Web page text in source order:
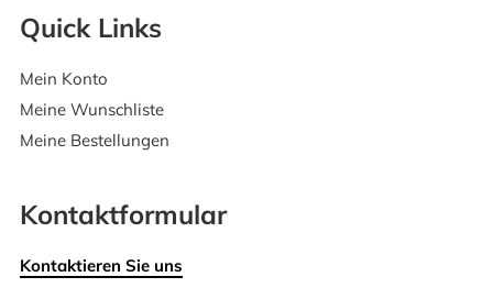
Quick Links
Mein Konto
Meine Wunschliste
Meine Bestellungen
Kontaktformular
Kontaktieren Sie uns